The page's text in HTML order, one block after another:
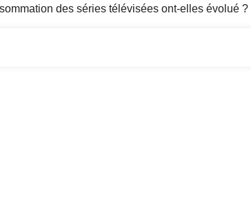
des séries télévisées ont-elles évolué ?